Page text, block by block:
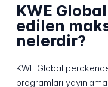
KWE
edilen
nelerdir?
KWE Global
programları